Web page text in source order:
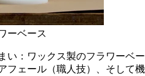
ーベース
い：ワックス製のフラワーベー
フェール（職人技）、そして機